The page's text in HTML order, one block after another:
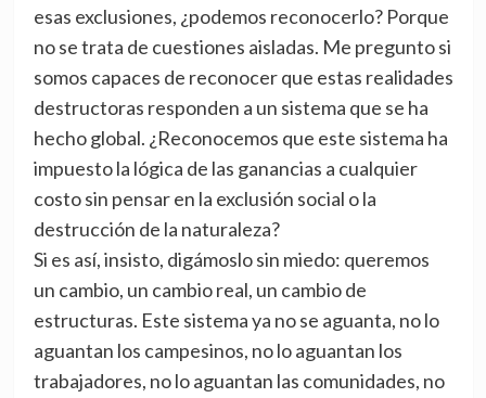
esas exclusiones, ¿podemos reconocerlo? Porque
no se trata de cuestiones aisladas. Me pregunto si
somos capaces de reconocer que estas realidades
destructoras responden a un sistema que se ha
hecho global. ¿Reconocemos que este sistema ha
impuesto la lógica de las ganancias a cualquier
costo sin pensar en la exclusión social o la
destrucción de la naturaleza?
Si es así, insisto, digámoslo sin miedo: queremos
un cambio, un cambio real, un cambio de
estructuras. Este sistema ya no se aguanta, no lo
aguantan los campesinos, no lo aguantan los
trabajadores, no lo aguantan las comunidades, no